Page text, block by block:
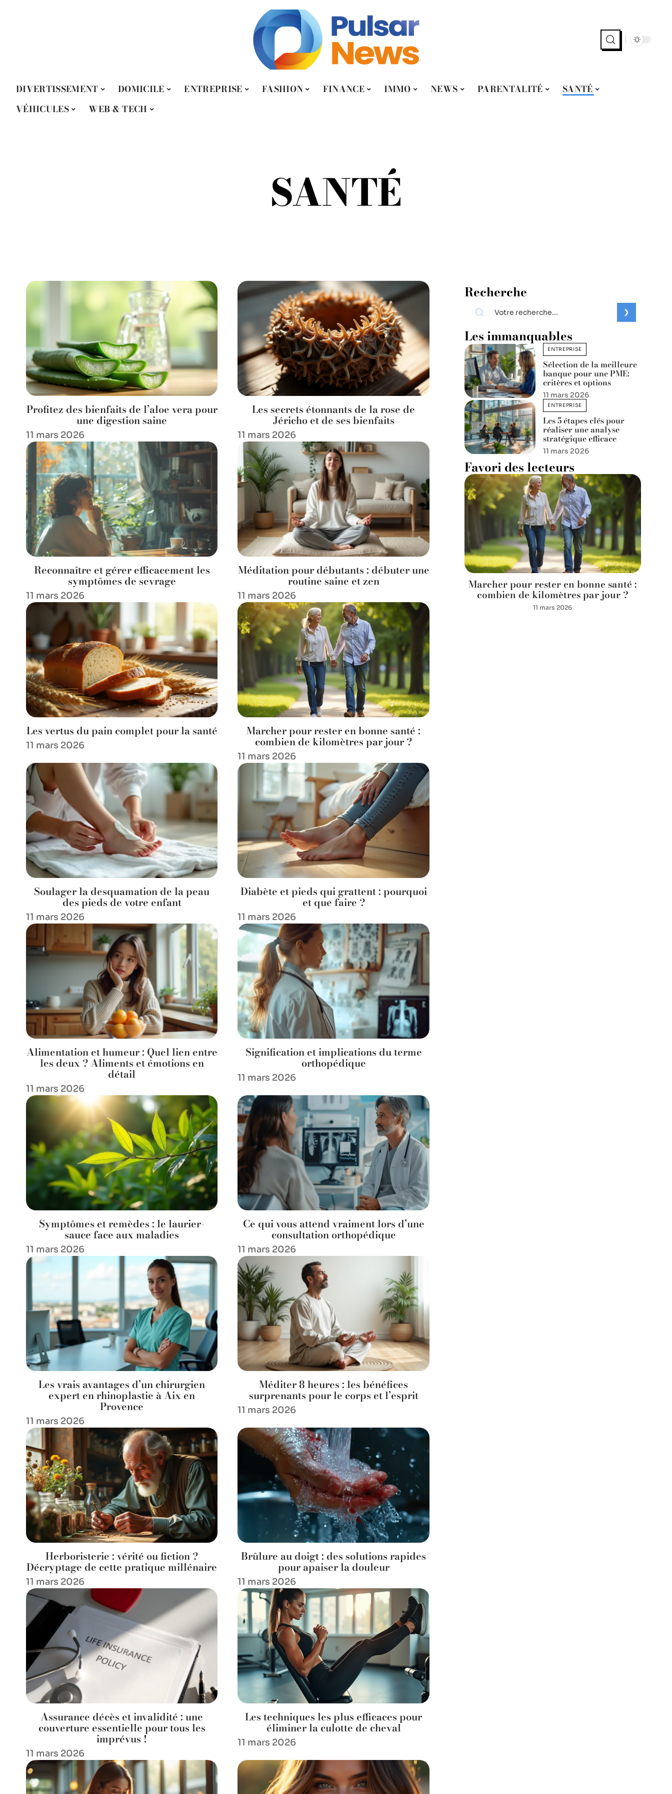
DIVERTISSEMENT DOMICILE ENTREPRISE FASHION FINANCE IMMO NEWS PARENTALITÉ
SANTÉ
VÉHICULES
WEB & TECH
SANTÉ
Profitez des bienfaits de l’aloe vera pour
une digestion saine
11 mars 2026
Les secrets étonnants de la rose de
Jéricho et de ses bienfaits
11 mars 2026
Reconnaître et gérer efficacement les
symptômes de sevrage
11 mars 2026
Méditation pour débutants : débuter une
routine saine et zen
11 mars 2026
Les vertus du pain complet pour la santé
11 mars 2026
Marcher pour rester en bonne santé :
combien de kilomètres par jour ?
11 mars 2026
Soulager la desquamation de la peau
des pieds de votre enfant
11 mars 2026
Diabète et pieds qui grattent : pourquoi
et que faire ?
11 mars 2026
Alimentation et humeur : Quel lien entre
les deux ? Aliments et émotions en
détail
11 mars 2026
Signification et implications du terme
orthopédique
11 mars 2026
Symptômes et remèdes : le laurier-
sauce face aux maladies
11 mars 2026
Ce qui vous attend vraiment lors d’une
consultation orthopédique
11 mars 2026
Les vrais avantages d’un chirurgien
expert en rhinoplastie à Aix en
Provence
11 mars 2026
Méditer 8 heures : les bénéfices
surprenants pour le corps et l’esprit
11 mars 2026
Herboristerie : vérité ou fiction ?
Décryptage de cette pratique millénaire
11 mars 2026
Brûlure au doigt : des solutions rapides
pour apaiser la douleur
11 mars 2026
Assurance décès et invalidité : une
couverture essentielle pour tous les
imprévus !
11 mars 2026
Les techniques les plus efficaces pour
éliminer la culotte de cheval
11 mars 2026
Recherche
Les immanquables
ENTREPRISE
Sélection de la meilleure
banque pour une PME:
critères et options
11 mars 2026
ENTREPRISE
Les 5 étapes clés pour
réaliser une analyse
stratégique efficace
11 mars 2026
Favori des lecteurs
Marcher pour rester en bonne santé :
combien de kilomètres par jour ?
11 mars 2026